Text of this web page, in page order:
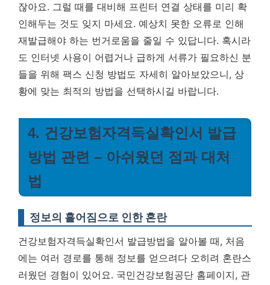
잖아요. 그럴 때를 대비해 프린터 연결 상태를 미리 확
인해두는 것도 잊지 마세요. 예상치 못한 오류로 인해
재발급해야 하는 번거로움을 줄일 수 있답니다. 혹시라
도 인터넷 사용이 어렵거나 급하게 서류가 필요하신 분
들을 위해 팩스 신청 방법도 자세히 알아보았으니, 상
황에 맞는 최적의 방법을 선택하시길 바랍니다.
4. 건강보험자격득실확인서 발급
방법 관련 – 아쉬웠던 점과 대처
법
정보의 흩어짐으로 인한 혼란
건강보험자격득실확인서 발급방법을 알아볼 때, 처음
에는 여러 경로를 통해 정보를 얻으려다 오히려 혼란스
러웠던 경험이 있어요. 국민건강보험공단 홈페이지, 관